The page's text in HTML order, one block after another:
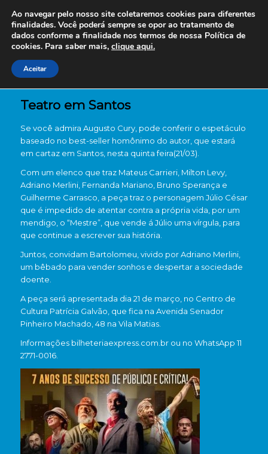
Teatro em Santos
Se você admira Augusto Cury, pode conferir o espetáculo
baseado no best-seller homônimo do autor, que estará
em cartaz em Santos, nesta quinta feira(21/03).
Com um elenco que traz Mateus Carrieri, Milton Levy,
Adriano Merlini, Fernanda Mariano, Bruno Sperança e
Guilherme Carrasco, a peça traz o personagem Júlio César
que é impedido de atentar contra a própria vida, por um
mendigo, o “Mestre”, que vende á Júlio uma vírgula, para
que continue a escrever sua história.
Juntos, convidam Bartolomeu, vivido por Adriano Merlini,
um bêbado para vender sonhos e despertar a sociedade
doente.
A peça será apresentada dia 21 de março, no Centro de
Cultura Patrícia Galvão, que fica na Avenida Senador
Pinheiro Machado, 48 na Vila Matias.
Informações bilheteriaexpress.com.br ou no WhatsApp 11
2771-0016.
Ao navegar pelo nosso site coletaremos cookies para diferentes
finalidades. Você poderá sempre se opor ao tratamento de
dados conforme a finalidade nos termos de nossa Política de
cookies. Para saber mais, clique aqui.
Aceitar